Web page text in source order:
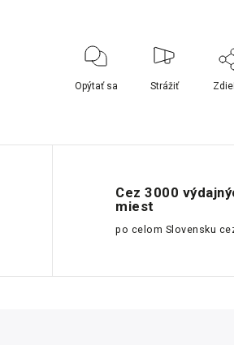
Opýtať sa Strážiť
Cez 3000
miest
po celom Slovensku